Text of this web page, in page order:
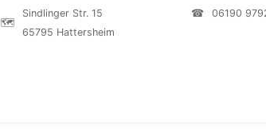
🗺
Sindlinger Str. 15
65795 Hattersheim
☎ 06190